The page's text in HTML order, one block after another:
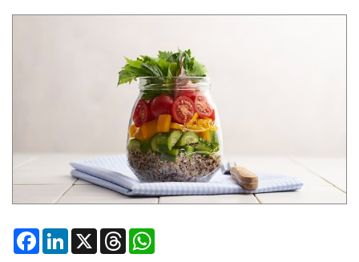
FacebookLinkedIn
X Threads